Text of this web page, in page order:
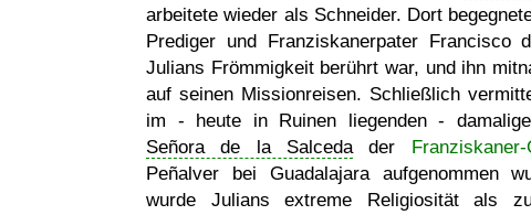
arbeitete wieder als Schneider. Dort
Prediger und Franziskanerpater Francisco
Julians Frömmigkeit berührt war, und ihn
auf seinen Missionreisen. Schließlich
im - heute in Ruinen liegenden -
Señora de la Salcedader
Peñalver bei Guadalajara aufgenommen
wurde Julians extreme Religiosität als